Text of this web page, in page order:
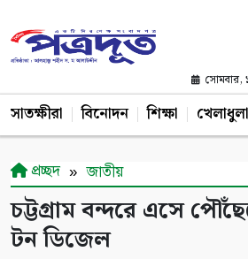
সোমবার,
সাতক্ষীরা বিনোদন শিক্ষা খেলাধুলা
প্রচ্ছদ জাতীয়
চট্টগ্রাম বন্দরে এসে
টন ডিজেল